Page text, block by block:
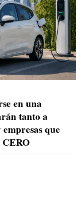
en una
tanto a
que